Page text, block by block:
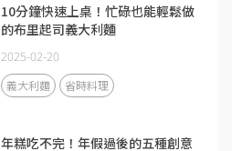
10分鐘快速上桌！忙碌也能輕鬆做
的布里起司義大利麵
2025-02-20
義大利麵 省時料理
年糕吃不完！年假過後的五種創意